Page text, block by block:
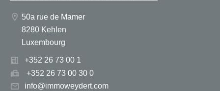
50a rue de Mamer
8280 Kehlen
Luxembourg
+352 26 73 00 1
+352 26 73 00 30 0
info@immoweydert.com